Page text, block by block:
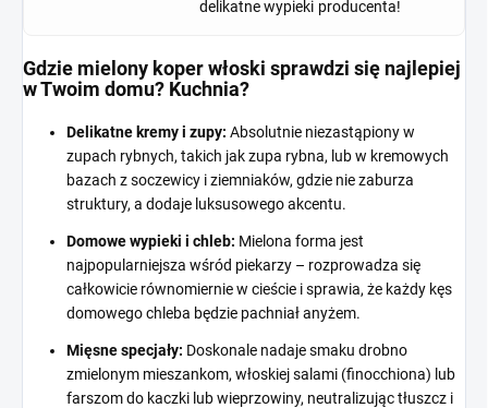
delikatne wypieki producenta!
Gdzie mielony koper włoski sprawdzi się najlepiej
w Twoim domu? Kuchnia?
Delikatne kremy i zupy: Absolutnie niezastąpiony w
zupach rybnych, takich jak zupa rybna, lub w kremowych
bazach z soczewicy i ziemniaków, gdzie nie zaburza
struktury, a dodaje luksusowego akcentu.
Domowe wypieki i chleb: Mielona forma jest
najpopularniejsza wśród piekarzy – rozprowadza się
całkowicie równomiernie w cieście i sprawia, że ​​każdy kęs
domowego chleba będzie pachniał anyżem.
Mięsne specjały: Doskonale nadaje smaku drobno
zmielonym mieszankom, włoskiej salami (finocchiona) lub
farszom do kaczki lub wieprzowiny, neutralizując tłuszcz i